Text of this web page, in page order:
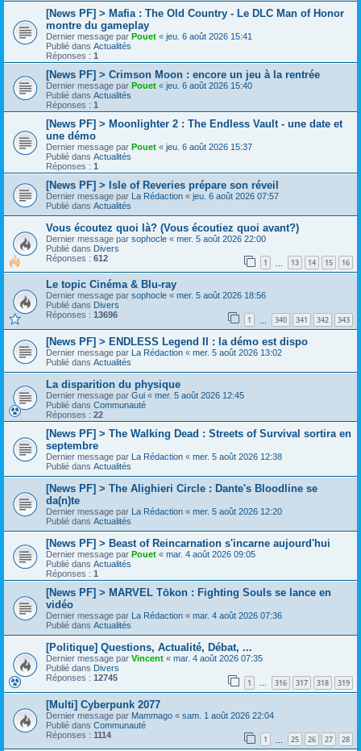
[News PF] > Mafia : The Old Country - Le DLC Man of Honor
montre du gameplay
Dernier message par Pouet « jeu. 6 août 2026 15:41
Publié dans Actualités
Réponses : 1
[News PF] > Crimson Moon : encore un jeu à la rentrée
Dernier message par Pouet « jeu. 6 août 2026 15:40
Publié dans Actualités
Réponses : 1
[News PF] > Moonlighter 2 : The Endless Vault - une date et
une démo
Dernier message par Pouet « jeu. 6 août 2026 15:37
Publié dans Actualités
Réponses : 1
[News PF] > Isle of Reveries prépare son réveil
Dernier message par La Rédaction « jeu. 6 août 2026 07:57
Publié dans Actualités
Vous écoutez quoi là? (Vous écoutiez quoi avant?)
Dernier message par sophocle « mer. 5 août 2026 22:00
Publié dans Divers
Réponses : 612 1 13 14 15 16
Le topic Cinéma & Blu-ray
Dernier message par sophocle « mer. 5 août 2026 18:56
Publié dans Divers
Réponses : 13696 1 340 341 342 343
[News PF] > ENDLESS Legend II : la démo est dispo
Dernier message par La Rédaction « mer. 5 août 2026 13:02
Publié dans Actualités
La disparition du physique
Dernier message par Gui « mer. 5 août 2026 12:45
Publié dans Communauté
Réponses : 22
[News PF] > The Walking Dead : Streets of Survival sortira en
septembre
Dernier message par La Rédaction « mer. 5 août 2026 12:38
Publié dans Actualités
[News PF] > The Alighieri Circle : Dante's Bloodline se
da(n)te
Dernier message par La Rédaction « mer. 5 août 2026 12:20
Publié dans Actualités
[News PF] > Beast of Reincarnation s'incarne aujourd'hui
Dernier message par Pouet « mar. 4 août 2026 09:05
Publié dans Actualités
Réponses : 1
[News PF] > MARVEL Tōkon : Fighting Souls se lance en
vidéo
Dernier message par La Rédaction « mar. 4 août 2026 07:36
Publié dans Actualités
[Politique] Questions, Actualité, Débat, ...
Dernier message par Vincent « mar. 4 août 2026 07:35
Publié dans Divers
Réponses : 12745 1 … 316 317 318 319
[Multi] Cyberpunk 2077
Dernier message par Mammago « sam. 1 août 2026 22:04
Publié dans Communauté
Réponses : 1114 1 25 26 27 28